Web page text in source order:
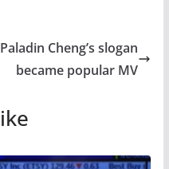
Cheng’s slogan
became popular MV